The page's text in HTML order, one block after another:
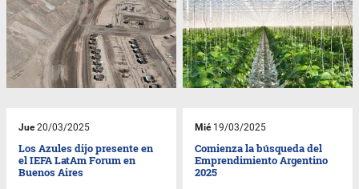
Jue20/03/2025
Los Azules dijo presente en
el IEFA LatAm Forum en
Buenos Aires
Mié19/03/2025
Comienza la búsqueda del
Emprendimiento Argentino
2025